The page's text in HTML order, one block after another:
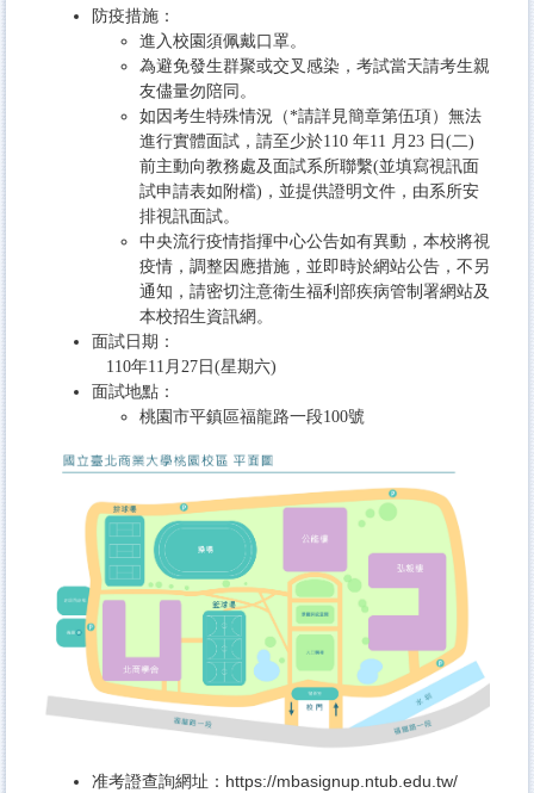
防疫措施：
進入校園須佩戴口罩。
為避免發生群聚或交叉感染，考試當天請考生親
友儘量勿陪同。
如因考生特殊情況（*請詳見簡章第伍項）無法
進行實體面試，請至少於110 年11 月23 日(二)
前主動向教務處及面試系所聯繫(並填寫視訊面
試申請表如附檔)，並提供證明文件，由系所安
排視訊面試。
中央流行疫情指揮中心公告如有異動，本校將視
疫情，調整因應措施，並即時於網站公告，不另
通知，請密切注意衛生福利部疾病管制署網站及
本校招生資訊網 。
面試日期：
110年11月27日(星期六)
面試地點：
桃園市平鎮區福龍路一段100號
准考證查詢網址： https://mbasignup.ntub.edu.tw/